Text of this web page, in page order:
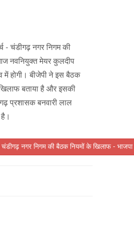
- चंडीगढ़ नगर निगम की
नवनियुक्त मेयर कुलदीप
में होगी। बीजेपी ने इस बैठक
बताया है और इसकी
प्रशासक बनवारी लाल
नगर निगम की बैठक नियमों के खिलाफ - भाजपा